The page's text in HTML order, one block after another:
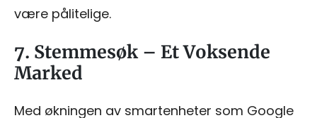
være pålitelige.
7. Stemmesøk – Et Voksende
Marked
Med økningen av smartenheter som Google